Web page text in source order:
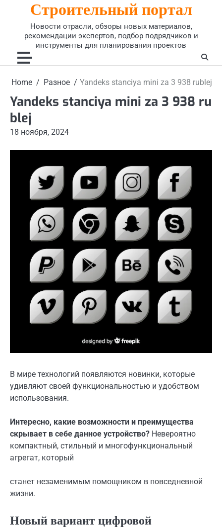
Строительный портал
Новости отрасли, обзоры новых материалов,
рекомендации экспертов, подбор подрядчиков и
инструменты для планирования проектов
Home Разное Yandeks stanciya mini za 3 938 rublej
Yandeks stanciya mini za 3 938 ru
blej
18 ноября, 2024
В мире технологий появляются новинки, которые
удивляют своей функциональностью и удобством
использования.
Интересно, какие возможности и преимущества
скрывает в себе данное устройство? Невероятно
компактный, стильный и многофункциональный
агрегат, который
станет незаменимым помощником в повседневной
жизни.
Новый вариант цифровой